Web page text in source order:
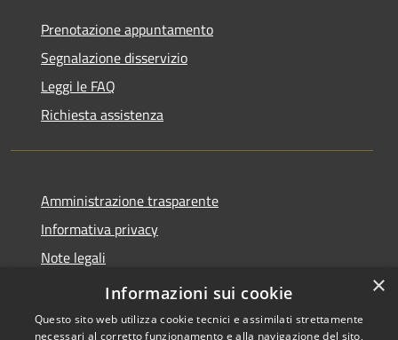
Prenotazione appuntamento
Segnalazione disservizio
Leggi le FAQ
Richiesta assistenza
Amministrazione trasparente
Informativa privacy
Note legali
Dichiarazione di accessibilità
×
Informazioni sui cookie
Questo sito web utilizza cookie tecnici e assimilati strettamente
necessari al corretto funzionamento e alla navigazione del sito,